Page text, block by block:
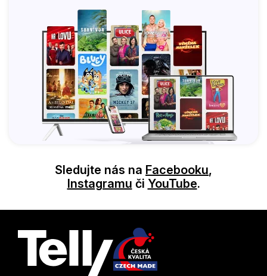
Sledujte nás na Facebooku,
Instagramu či YouTube.